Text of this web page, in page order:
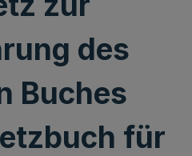
des
Buches
für